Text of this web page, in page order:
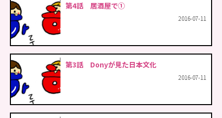
第4話 居酒屋で①
2016-07-11
第3話 Donyが見た日本文化
2016-07-11